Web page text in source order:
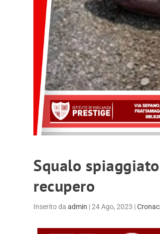
Squalo
recupero
Inserito daadmin |24 Ago, 2023 |